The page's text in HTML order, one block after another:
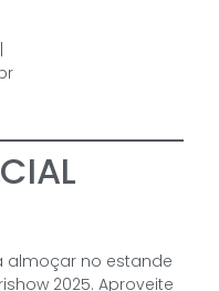
|
almoçar no estande
2025. Aproveite